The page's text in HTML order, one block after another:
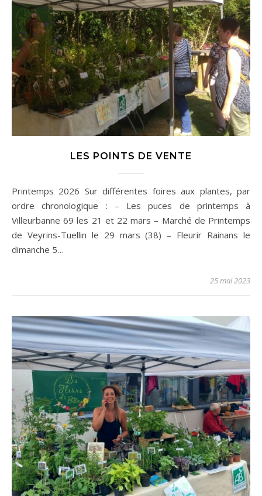
LES POINTS DE VENTE
Printemps 2026 Sur différentes foires aux plantes, par
ordre chronologique : – Les puces de printemps à
Villeurbanne 69 les 21 et 22 mars – Marché de Printemps
de Veyrins-Tuellin le 29 mars (38) – Fleurir Rainans le
dimanche 5…
25 mai 2023